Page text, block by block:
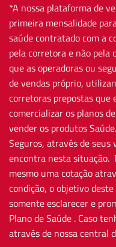
*A nossa plataforma de
primeira mensalidade
saúde contratado com a
pela corretora e não pela
que as operadoras ou
de vendas próprio,
corretoras prepostas que
comercializar os planos
vender os produtos
Seguros, através de
encontra nesta situação.
mesmo uma cotação
condição, o objetivo
somente esclarecer e
Plano de Saúde . Caso
através de nossa central